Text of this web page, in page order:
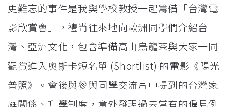
更難忘的事件是我與學校教授一起籌備「台灣電
影欣賞會」，禮尚往來地向歐洲同學們介紹台
灣、亞洲文化，包含準備高山烏龍茶與大家一同
觀賞進入奧斯卡短名單 (Shortlist) 的電影《陽光
普照》。會後與參與同學交流片中提到的台灣家
庭關係、升學制度，意外發現過去常有的偏見例